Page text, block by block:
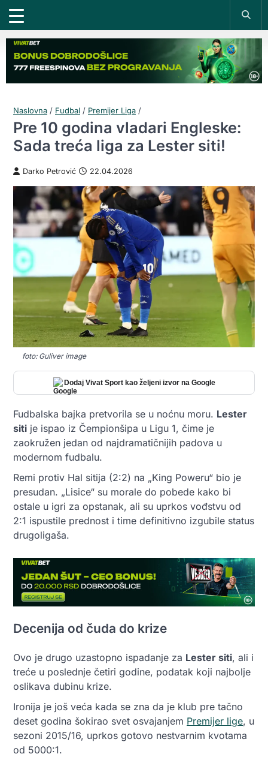
Naslovna / Fudbal / Premijer Liga /
Pre 10 godina vladari Engleske:
Sada treća liga za Lester siti!
Darko Petrović 22.04.2026
foto: Guliver image
Dodaj Vivat Sport kao željeni izvor na Google
Fudbalska bajka pretvorila se u noćnu moru. Lester
siti je ispao iz Čempionšipa u Ligu 1, čime je
zaokružen jedan od najdramatičnijih padova u
modernom fudbalu.
Remi protiv Hal sitija (2:2) na „King Poweru“ bio je
presudan. „Lisice“ su morale do pobede kako bi
ostale u igri za opstanak, ali su uprkos vođstvu od
2:1 ispustile prednost i time definitivno izgubile status
drugoligaša.
Decenija od čuda do krize
Ovo je drugo uzastopno ispadanje za Lester siti, ali i
treće u poslednje četiri godine, podatak koji najbolje
oslikava dubinu krize.
Ironija je još veća kada se zna da je klub pre tačno
deset godina šokirao svet osvajanjem Premijer lige, u
sezoni 2015/16, uprkos gotovo nestvarnim kvotama
od 5000:1.